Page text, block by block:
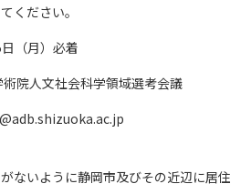
ください。
（月）必着
院人文社会科学領域選考会議
ないように静岡市及びその近辺に居住